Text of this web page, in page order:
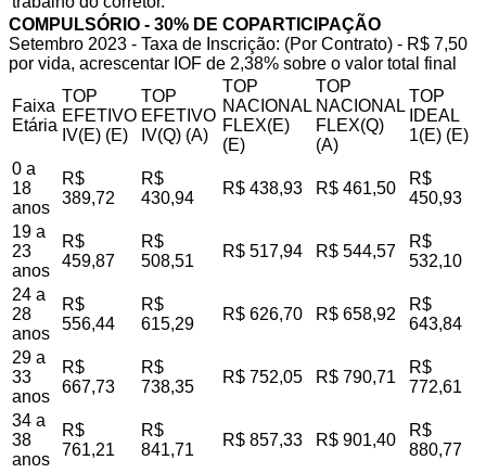
COMPULSÓRIO - 30% DE COPARTICIPAÇÃO
Setembro 2023 - Taxa de Inscrição: (Por Contrato) - R$ 7,50
por vida, acrescentar IOF de 2,38% sobre o valor total final
Faixa
Etária
TOP
EFETIVO
IV(E) (E)
TOP
EFETIVO
IV(Q) (A)
TOP
NACIONAL
FLEX(E)
(E)
TOP
NACIONAL
FLEX(Q)
(A)
TOP
IDEAL
1(E) (E)
0 a
18
anos
R$
389,72
R$
430,94
R$ 438,93 R$ 461,50
R$
450,93
19 a
23
anos
R$
459,87
R$
508,51
R$ 517,94 R$ 544,57
R$
532,10
24 a
28
anos
R$
556,44
R$
615,29
R$ 626,70 R$ 658,92
R$
643,84
29 a
33
anos
R$
667,73
R$
738,35
R$ 752,05 R$ 790,71
R$
772,61
34 a
38
anos
R$
761,21
R$
841,71
R$ 857,33 R$ 901,40
R$
880,77